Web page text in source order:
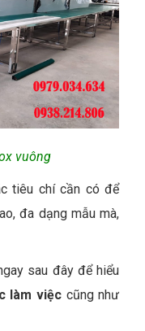
vuông
tiêu chí cần có để
đa dạng mẫu mà,
sau đây để hiểu
làm việc cũng như